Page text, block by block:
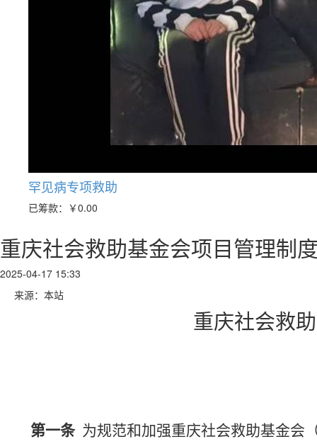
罕见病专项救助
已筹款： ￥0.00
重庆社会救助基金会项目管理制
2025-04-17 15:33
来源：本站
重庆社会救
第一条 为规范和加强重庆社会救助基金会